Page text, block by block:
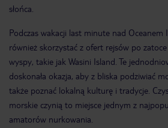
słońca​.
Podczas wakacji last minute nad Oceanem
również skorzystać z ofert rejsów po
wyspy, takie jak Wasini Island. Te
doskonała okazja, aby z bliska podziwiać
także poznać lokalną kulturę i tradycje.
morskie czynią to miejsce jednym z
amatorów nurkowania​.